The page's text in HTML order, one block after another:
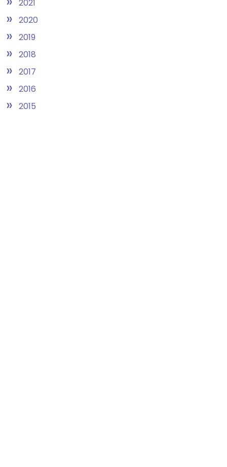
2021
» 2020
» 2019
» 2018
» 2017
» 2016
» 2015